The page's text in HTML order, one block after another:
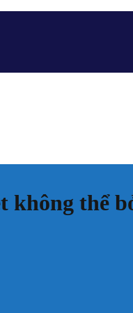
không thể